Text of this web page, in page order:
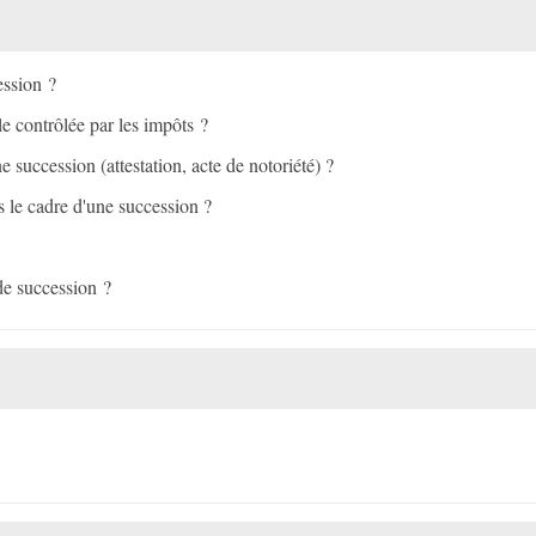
?
contrôlée par les impôts ?
succession (attestation, acte de notoriété) ?
cadre d'une succession ?
succession ?